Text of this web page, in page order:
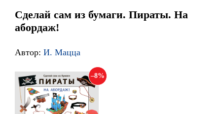
Сделай сам из бумаги. Пираты. На
абордаж!
Автор: И. Мацца
8